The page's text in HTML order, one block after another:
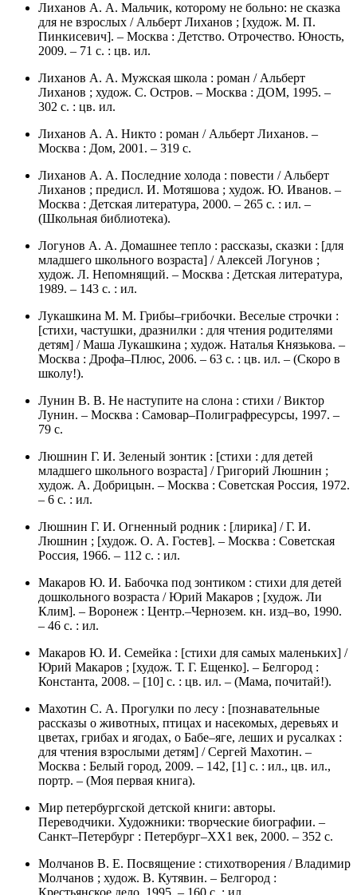
Лиханов А. А. Мальчик, которому не больно: не сказка
для не взрослых / Альберт Лиханов ; [худож. М. П.
Пинкисевич]. – Москва : Детство. Отрочество. Юность,
2009. – 71 с. : цв. ил.
Лиханов А. А. Мужская школа : роман / Альберт
Лиханов ; худож. С. Остров. – Москва : ДОМ, 1995. –
302 с. : цв. ил.
Лиханов А. А. Никто : роман / Альберт Лиханов. –
Москва : Дом, 2001. – 319 с.
Лиханов А. А. Последние холода : повести / Альберт
Лиханов ; предисл. И. Мотяшова ; худож. Ю. Иванов. –
Москва : Детская литература, 2000. – 265 с. : ил. –
(Школьная библиотека).
Логунов А. А. Домашнее тепло : рассказы, сказки : [для
младшего школьного возраста] / Алексей Логунов ;
худож. Л. Непомнящий. – Москва : Детская литература,
1989. – 143 с. : ил.
Лукашкина М. М. Грибы–грибочки. Веселые строчки :
[стихи, частушки, дразнилки : для чтения родителями
детям] / Маша Лукашкина ; худож. Наталья Князькова. –
Москва : Дрофа–Плюс, 2006. – 63 с. : цв. ил. – (Скоро в
школу!).
Лунин В. В. Не наступите на слона : стихи / Виктор
Лунин. – Москва : Самовар–Полиграфресурсы, 1997. –
79 с.
Люшнин Г. И. Зеленый зонтик : [стихи : для детей
младшего школьного возраста] / Григорий Люшнин ;
худож. А. Добрицын. – Москва : Советская Россия, 1972.
– 6 с. : ил.
Люшнин Г. И. Огненный родник : [лирика] / Г. И.
Люшнин ; [худож. О. А. Гостев]. – Москва : Советская
Россия, 1966. – 112 с. : ил.
Макаров Ю. И. Бабочка под зонтиком : стихи для детей
дошкольного возраста / Юрий Макаров ; [худож. Ли
Клим]. – Воронеж : Центр.–Чернозем. кн. изд–во, 1990.
– 46 с. : ил.
Макаров Ю. И. Семейка : [стихи для самых маленьких] /
Юрий Макаров ; [худож. Т. Г. Ещенко]. – Белгород :
Константа, 2008. – [10] с. : цв. ил. – (Мама, почитай!).
Махотин С. А. Прогулки по лесу : [познавательные
рассказы о животных, птицах и насекомых, деревьях и
цветах, грибах и ягодах, о Бабе–яге, леших и русалках :
для чтения взрослыми детям] / Сергей Махотин. –
Москва : Белый город, 2009. – 142, [1] с. : ил., цв. ил.,
портр. – (Моя первая книга).
Мир петербургской детской книги: авторы.
Переводчики. Художники: творческие биографии. –
Санкт–Петербург : Петербург–ХХ1 век, 2000. – 352 с.
Молчанов В. Е. Посвящение : стихотворения / Владимир
Молчанов ; худож. В. Кутявин. – Белгород :